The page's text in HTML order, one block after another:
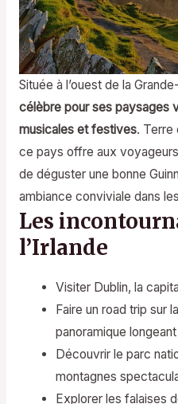
Située à l’ouest de la
célèbre pour ses paysages
musicales et festives. Terre
ce pays offre aux
de déguster une bonne
ambiance conviviale dans
Les
l’Irlande
Visiter Dublin, la
Faire un road trip sur
panoramique
Découvrir le parc
montagnes
Explorer les falaises